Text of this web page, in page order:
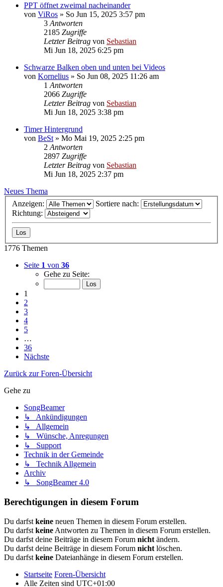
PPT öffnet zweimal nacheinander
von ViRos » So Jun 15, 2025 3:57 pm
3 Antworten
2185 Zugriffe
Letzter Beitrag von Sebastian
Mi Jun 18, 2025 6:25 pm
Schwarze Balken oben und unten bei Videos
von Kornelius » So Jun 08, 2025 11:26 am
1 Antworten
2066 Zugriffe
Letzter Beitrag von Sebastian
Mi Jun 18, 2025 3:38 pm
Timer Hintergrund
von BeSt » Mo Mai 19, 2025 2:25 pm
2 Antworten
2897 Zugriffe
Letzter Beitrag von Sebastian
Mi Jun 18, 2025 2:37 pm
Neues Thema
Anzeigen:
Sortiere nach:
Richtung:
1776 Themen
Seite 1 von 36
Gehe zu Seite:
1
2
3
4
5
…
36
Nächste
Zurück zur Foren-Übersicht
Gehe zu
SongBeamer
↳ Ankündigungen
↳ Allgemein
↳ Wünsche, Anregungen
↳ Support
Technik in der Gemeinde
↳ Technik Allgemein
Archiv
↳ SongBeamer 4.0
Berechtigungen in diesem Forum
Du darfst keine neuen Themen in diesem Forum erstellen.
Du darfst keine Antworten zu Themen in diesem Forum erstellen.
Du darfst deine Beiträge in diesem Forum nicht ändern.
Du darfst deine Beiträge in diesem Forum nicht löschen.
Du darfst keine Dateianhänge in diesem Forum erstellen.
Startseite Foren-Übersicht
Alle Zeiten sind UTC+01:00